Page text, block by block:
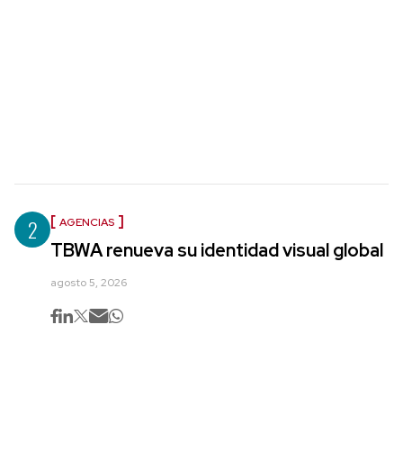
2 AGENCIAS
TBWA renueva su identidad visual global
agosto 5, 2026